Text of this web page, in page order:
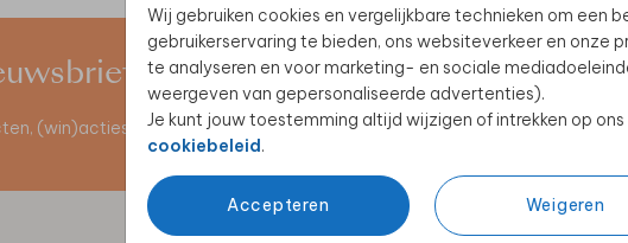
Wij gebruiken cookies en vergelijkbare technieken om een
gebruikerservaring te bieden, ons websiteverkeer en onze
te analyseren en voor marketing- en sociale
weergeven van gepersonaliseerde advertenties).
Je kunt jouw toestemming altijd wijzigen of intrekken op ons
cookiebeleid.
Accepteren Weigeren
(win)acties en unieke samenwerkingen!